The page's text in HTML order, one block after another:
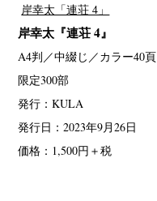
岸幸太「連荘 4」
岸幸太『連荘 4』
A4判／中綴じ／カラー40頁
限定300部
発行：KULA
発行日：2023年9月26日
価格：1,500円＋税